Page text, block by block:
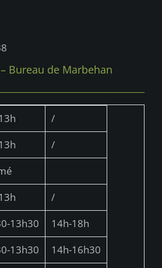
Bureau de Marbehan
/
/
/
13h30
14h-18h
13h30
14h-16h30